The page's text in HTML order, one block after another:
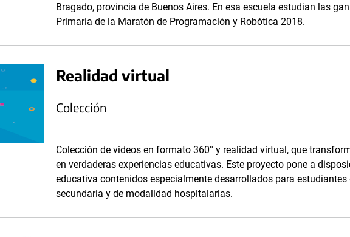
Bragado, provincia de Buenos Aires. En esa escuela estudian las
Primaria de la Maratón de Programación y Robótica 2018.
Realidad virtual
Colección
Colección de videos en formato 360° y realidad virtual, que
en verdaderas experiencias educativas. Este proyecto pone a
educativa contenidos especialmente desarrollados para estudiantes
secundaria y de modalidad hospitalarias.